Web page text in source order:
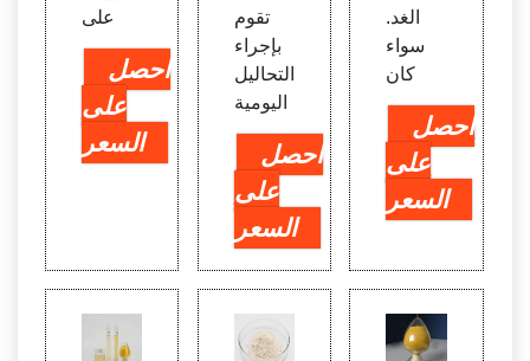
على
احصل
على
السعر
تقوم
بإجراء
التحاليل
اليومية
احصل
على
السعر
الغد.
سواء
كان
احصل
على
السعر